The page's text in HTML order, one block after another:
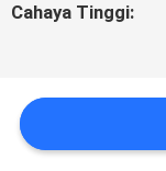
SITEMAP
PRIVACY
POLICY
Cahaya Tinggi: